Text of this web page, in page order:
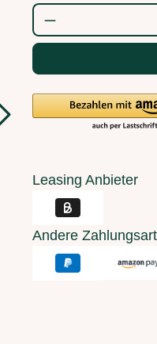
Produkt
Leasing Anbieter
Andere